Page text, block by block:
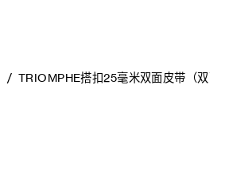
TRIOMPHE搭扣25毫米双面皮带（双面